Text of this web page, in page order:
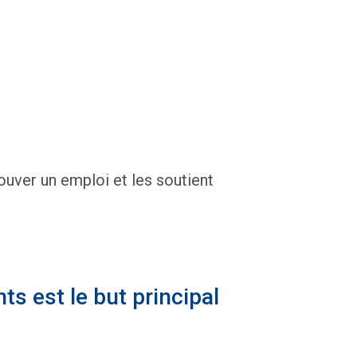
un emploi et les soutient
est le but principal